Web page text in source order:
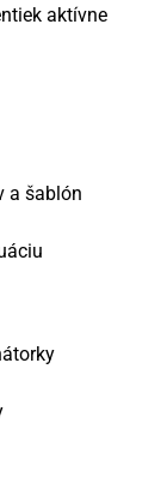
aktívne
a šablón